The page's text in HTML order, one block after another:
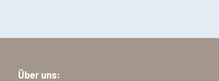
Über uns: